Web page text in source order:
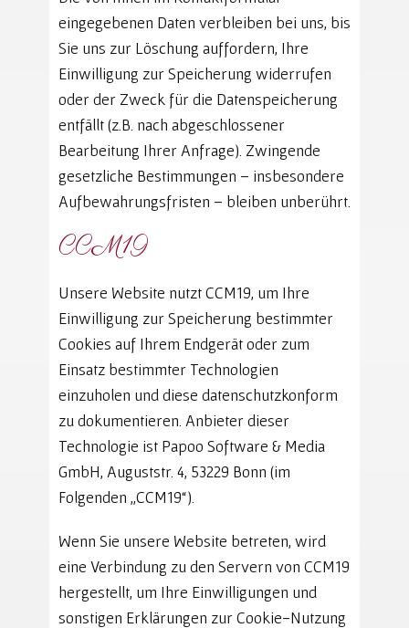
eingegebenen Daten verbleiben bei uns, bis
Sie uns zur Löschung auffordern, Ihre
Einwilligung zur Speicherung widerrufen
oder der Zweck für die Datenspeicherung
entfällt (z.B. nach abgeschlossener
Bearbeitung Ihrer Anfrage). Zwingende
gesetzliche Bestimmungen – insbesondere
Aufbewahrungsfristen – bleiben unberührt.
CCM19
Unsere Website nutzt CCM19, um Ihre
Einwilligung zur Speicherung bestimmter
Cookies auf Ihrem Endgerät oder zum
Einsatz bestimmter Technologien
einzuholen und diese datenschutzkonform
zu dokumentieren. Anbieter dieser
Technologie ist Papoo Software & Media
GmbH, Auguststr. 4, 53229 Bonn (im
Folgenden „CCM19“).
Wenn Sie unsere Website betreten, wird
eine Verbindung zu den Servern von CCM19
hergestellt, um Ihre Einwilligungen und
sonstigen Erklärungen zur Cookie-Nutzung